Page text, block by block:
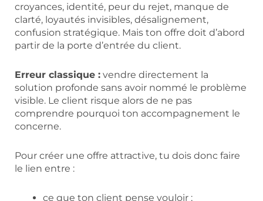
croyances, identité, peur du rejet, manque de
clarté, loyautés invisibles, désalignement,
confusion stratégique. Mais ton offre doit d’abord
partir de la porte d’entrée du client.
Erreur classique : vendre directement la
solution profonde sans avoir nommé le problème
visible. Le client risque alors de ne pas
comprendre pourquoi ton accompagnement le
concerne.
Pour créer une offre attractive, tu dois donc faire
le lien entre :
ce que ton client pense vouloir ;